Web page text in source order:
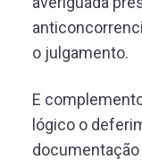
o julgamento.
E
lógico o